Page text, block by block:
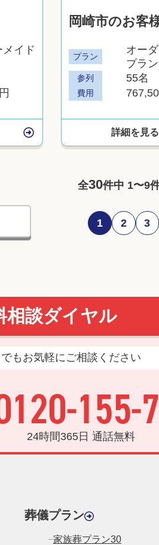
イド
岡崎市のお客
プラン
オー
プラン
参列 55名
費用
詳細を見る
全30件中 1〜9
1 2 3
相談ダイヤル
もお気軽にご相談ください
155-
24時間365日 通話無料
葬儀プラン
家族葬プラン30